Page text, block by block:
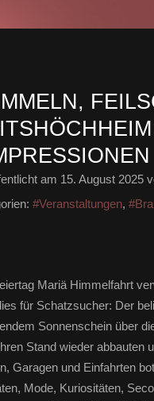
am 15. August 2025
#Veranstaltungen,
Mariä Himmelfahrt
für Schatzsucher: Der
Sonnenschein über
Stand wieder abbauten
Garagen und Einfahrten
Mode, Kuriositäten,